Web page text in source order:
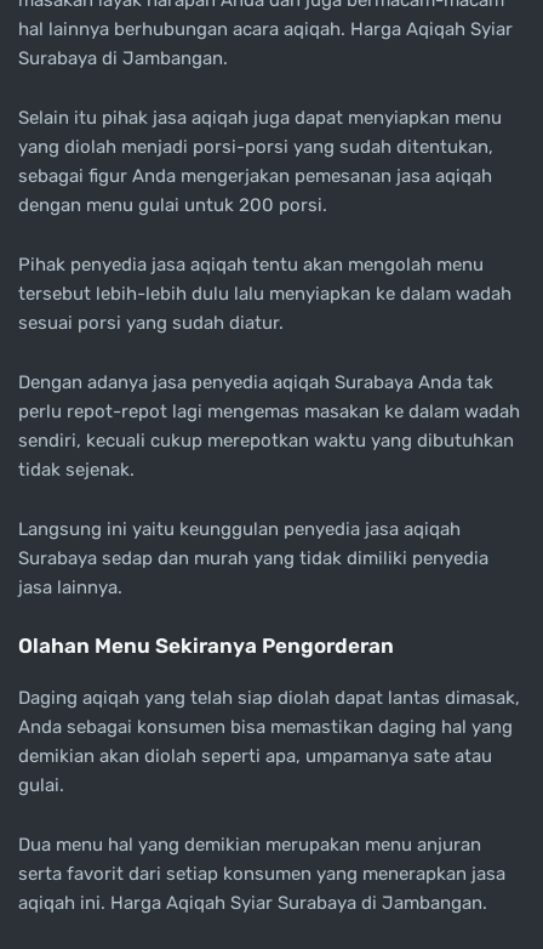
hal lainnya berhubungan acara aqiqah. Harga Aqiqah Syiar
Surabaya di Jambangan.
Selain itu pihak jasa aqiqah juga dapat menyiapkan menu
yang diolah menjadi porsi-porsi yang sudah ditentukan,
sebagai figur Anda mengerjakan pemesanan jasa aqiqah
dengan menu gulai untuk 200 porsi.
Pihak penyedia jasa aqiqah tentu akan mengolah menu
tersebut lebih-lebih dulu lalu menyiapkan ke dalam wadah
sesuai porsi yang sudah diatur.
Dengan adanya jasa penyedia aqiqah Surabaya Anda tak
perlu repot-repot lagi mengemas masakan ke dalam wadah
sendiri, kecuali cukup merepotkan waktu yang dibutuhkan
tidak sejenak.
Langsung ini yaitu keunggulan penyedia jasa aqiqah
Surabaya sedap dan murah yang tidak dimiliki penyedia
jasa lainnya.
Olahan Menu Sekiranya Pengorderan
Daging aqiqah yang telah siap diolah dapat lantas dimasak,
Anda sebagai konsumen bisa memastikan daging hal yang
demikian akan diolah seperti apa, umpamanya sate atau
gulai.
Dua menu hal yang demikian merupakan menu anjuran
serta favorit dari setiap konsumen yang menerapkan jasa
aqiqah ini. Harga Aqiqah Syiar Surabaya di Jambangan.